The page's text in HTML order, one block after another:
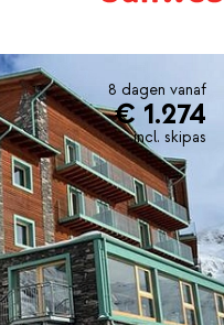
8 dagen vanaf
€ 1.274
incl. skipas